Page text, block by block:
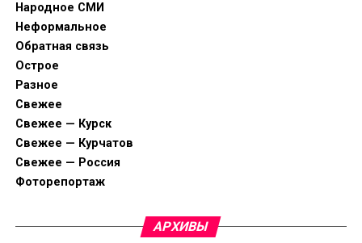
Народное СМИ
Неформальное
Обратная связь
Острое
Разное
Свежее
Свежее — Курск
Свежее — Курчатов
Свежее — Россия
Фоторепортаж
АРХИВЫ